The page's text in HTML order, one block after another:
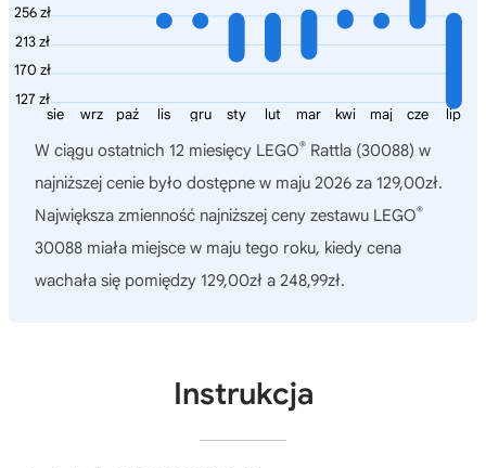
256 zł
213 zł
170 zł
127 zł
lip
cze
maj
kwi
mar
lut
sty
gru
lis
paź
wrz
sie
W ciągu ostatnich 12 miesięcy LEGO® Rattla (30088) w
najniższej cenie było dostępne w maju 2026 za 129,00zł.
Największa zmienność najniższej ceny zestawu LEGO®
30088 miała miejsce w maju tego roku, kiedy cena
wachała się pomiędzy 129,00zł a 248,99zł.
Instrukcja